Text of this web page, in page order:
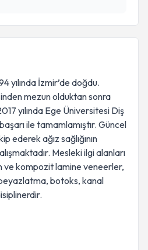
yılında İzmir’de doğdu.
mezun olduktan sonra
yılında Ege Üniversitesi Diş
ile tamamlamıştır. Güncel
ederek ağız sağlığının
Mesleki ilgi alanları
ve kompozit lamine veneerler,
botoks, kanal